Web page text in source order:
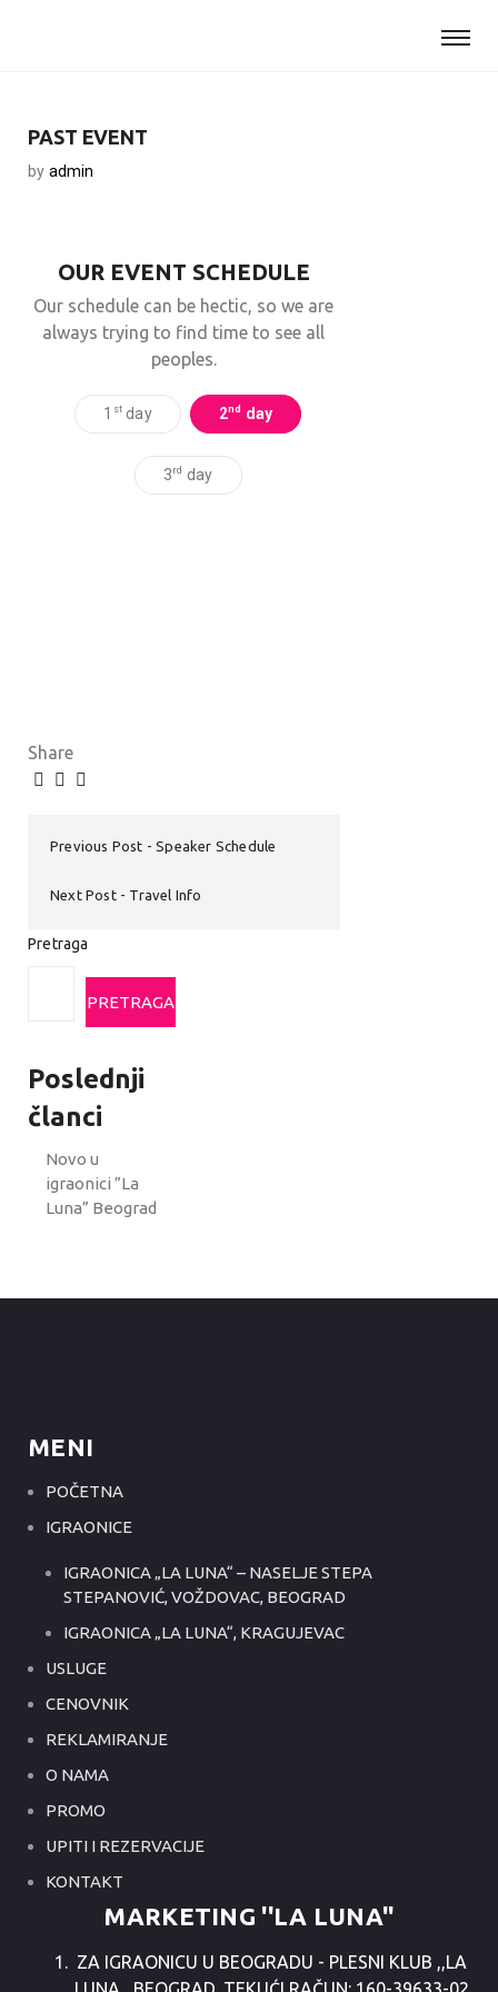
PAST EVENT
by admin
OUR EVENT SCHEDULE
Our schedule can be hectic, so we are
always trying to find time to see all
peoples.
1 stday 2nd day
3 rd day
Share
Previous Post Speaker Schedule
Next Post Travel Info
Pretraga
PRETRAGA
Poslednji
članci
Novo u
igraonici ”La
Luna” Beograd
MENI
POČETNA
IGRAONICE
IGRAONICA „LA LUNA“ – NASELJE STEPA
STEPANOVIĆ, VOŽDOVAC, BEOGRAD
IGRAONICA „LA LUNA“, KRAGUJEVAC
USLUGE
CENOVNIK
REKLAMIRANJE
O NAMA
PROMO
UPITI I REZERVACIJE
KONTAKT
MARKETING ''LA LUNA''
ZA IGRAONICU U BEOGRADU - PLESNI KLUB ,,LA